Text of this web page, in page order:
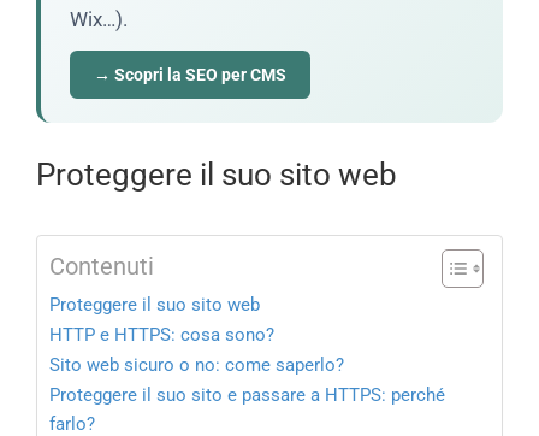
Wix…).
→ Scopri la SEO per CMS
Proteggere il suo sito web
Contenuti
Proteggere il suo sito web
HTTP e HTTPS: cosa sono?
Sito web sicuro o no: come saperlo?
Proteggere il suo sito e passare a HTTPS: perché
farlo?